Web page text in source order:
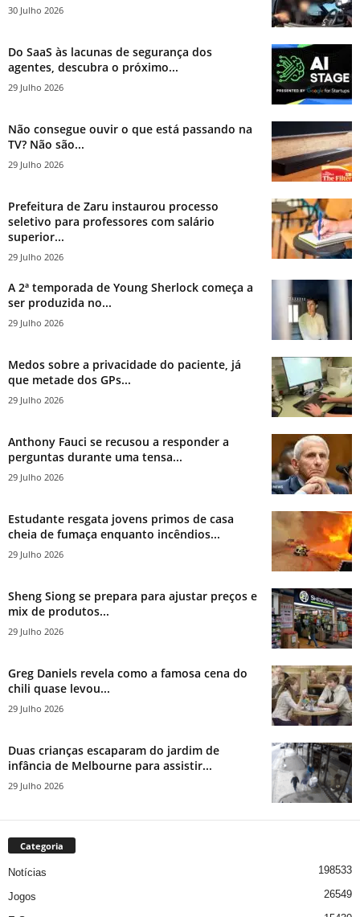
30 Julho 2026
Do SaaS às lacunas de segurança dos
agentes, descubra o próximo...
29 Julho 2026
Não consegue ouvir o que está passando na
TV? Não são...
29 Julho 2026
Prefeitura de Zaru instaurou processo
seletivo para professores com salário
superior...
29 Julho 2026
A 2ª temporada de Young Sherlock começa a
ser produzida no...
29 Julho 2026
Medos sobre a privacidade do paciente, já
que metade dos GPs...
29 Julho 2026
Anthony Fauci se recusou a responder a
perguntas durante uma tensa...
29 Julho 2026
Estudante resgata jovens primos de casa
cheia de fumaça enquanto incêndios...
29 Julho 2026
Sheng Siong se prepara para ajustar preços e
mix de produtos...
29 Julho 2026
Greg Daniels revela como a famosa cena do
chili quase levou...
29 Julho 2026
Duas crianças escaparam do jardim de
infância de Melbourne para assistir...
29 Julho 2026
Categoria
Notícias 198533
Jogos 26549